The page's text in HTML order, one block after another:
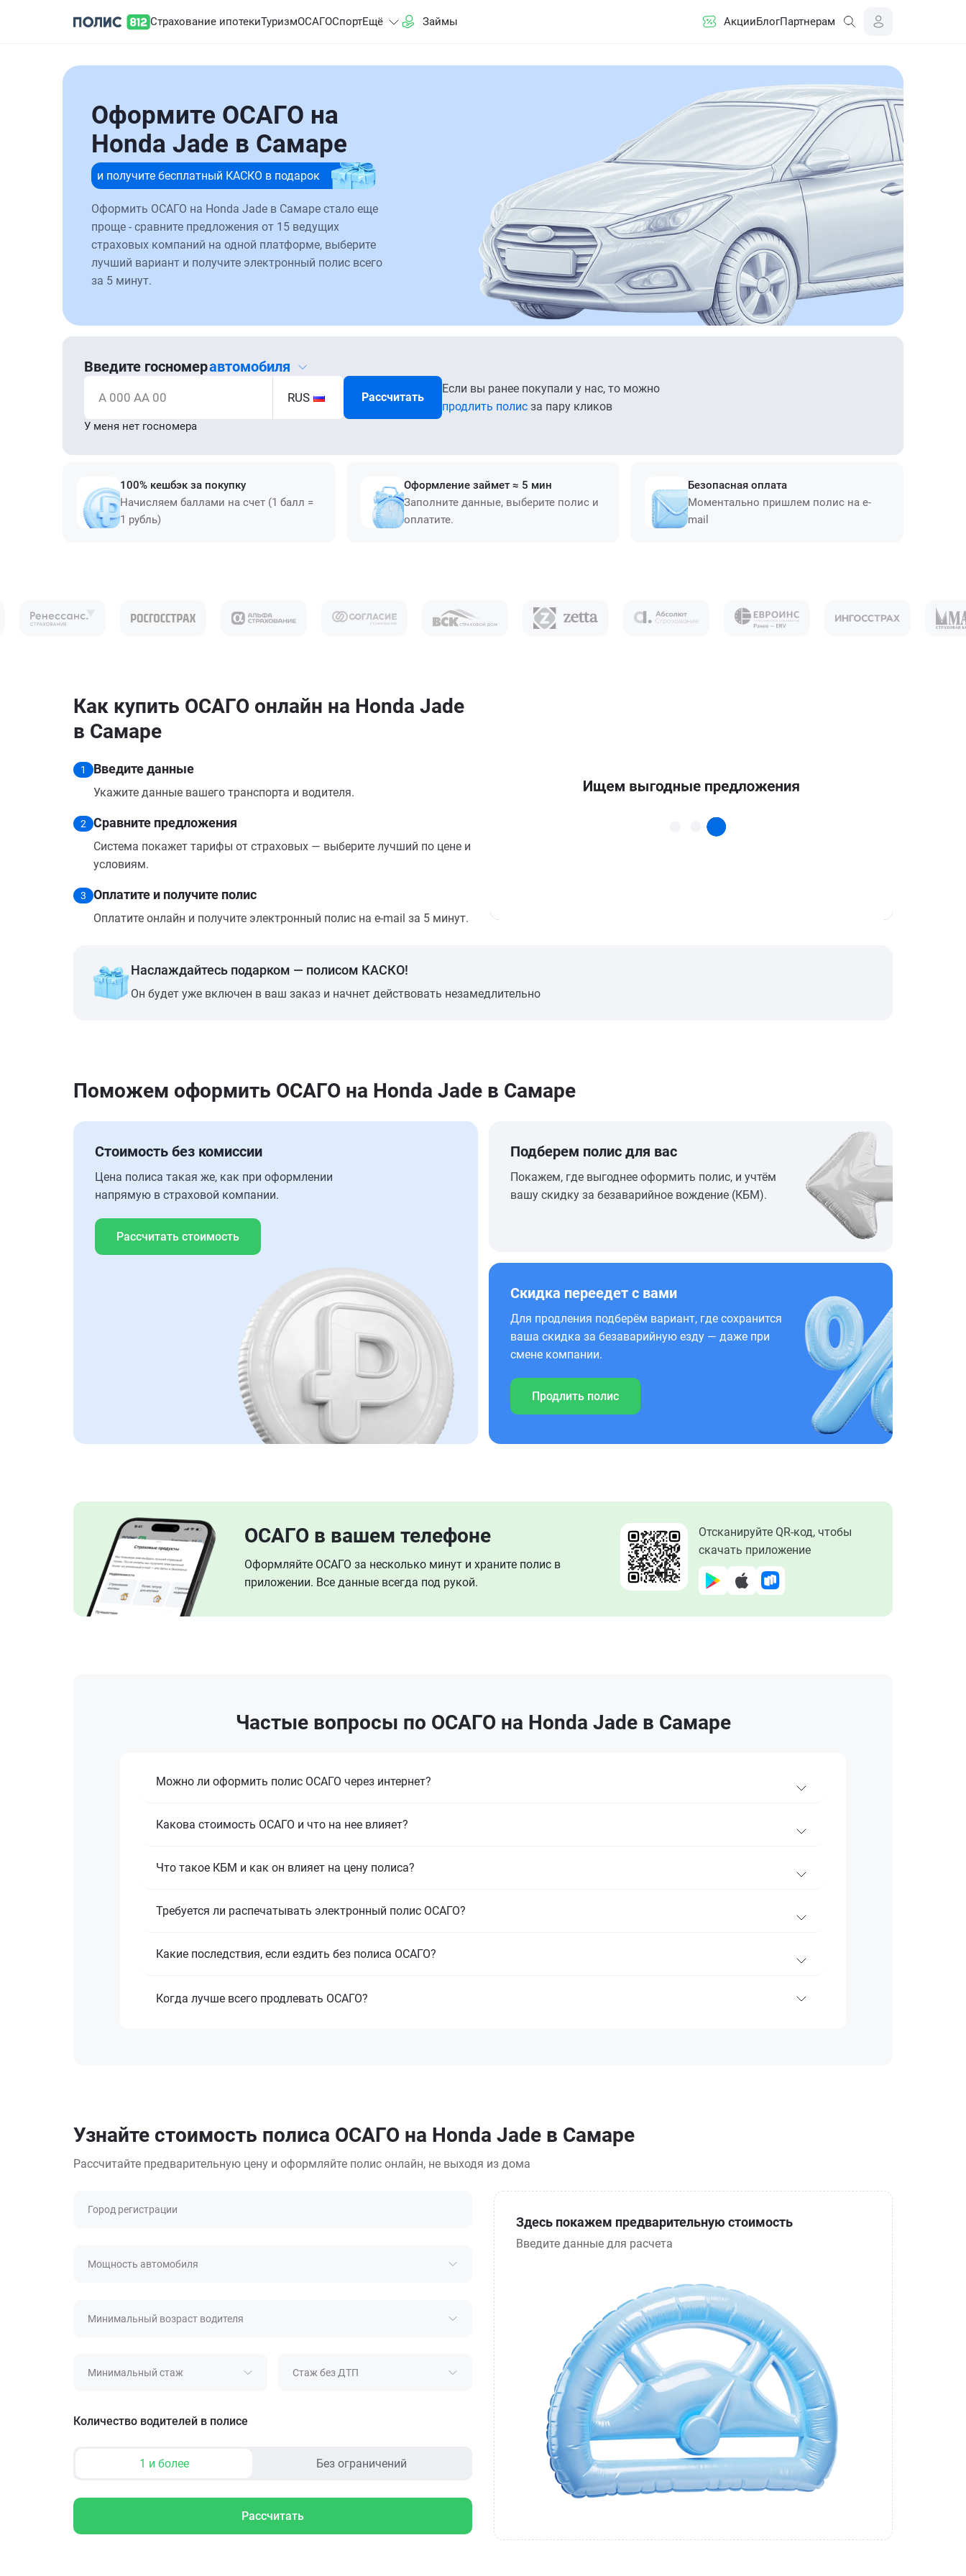
Страхование ипотекиТуризмОСАГОСпортЕщё Займы АкцииБлогПартнерам
Оформите ОСАГО на
Honda Jade в Самаре
и получите бесплатный КАСКО в подарок
Оформить ОСАГО на Honda Jade в Самаре стало еще
проще - сравните предложения от 15 ведущих
страховых компаний на одной платформе, выберите
лучший вариант и получите электронный полис всего
за 5 минут.
Введите госномеравтомобиля
А 000 АА 00 RUS Рассчитать
Если вы ранее покупали у нас, то можно
продлить полис за пару кликов
У меня нет госномера
100% кешбэк за покупку
Начисляем баллами на счет (1 балл =
1 рубль)
Оформление займет ≈ 5 мин
Заполните данные, выберите полис и
оплатите.
Безопасная оплата
Моментально пришлем полис на e-
mail
Как купить ОСАГО онлайн на Honda Jade
в Самаре
1 Введите данные
Укажите данные вашего транспорта и водителя.
2 Сравните предложения
Система покажет тарифы от страховых — выберите лучший по цене и
условиям.
3 Оплатите и получите полис
Оплатите онлайн и получите электронный полис на e-mail за 5 минут.
Наслаждайтесь подарком — полисом КАСКО!
Он будет уже включен в ваш заказ и начнет действовать незамедлительно
Поможем оформить ОСАГО на Honda Jade в Самаре
Стоимость без комиссии
Цена полиса такая же, как при оформлении
напрямую в страховой компании.
Рассчитать стоимость
Подберем полис для вас
Покажем, где выгоднее оформить полис, и учтём
вашу скидку за безаварийное вождение (КБМ).
Скидка переедет с вами
Для продления подберём вариант, где сохранится
ваша скидка за безаварийную езду — даже при
смене компании.
Продлить полис
ОСАГО в вашем телефоне
Оформляйте ОСАГО за несколько минут и храните полис в
приложении. Все данные всегда под рукой.
Отсканируйте QR-код, чтобы
скачать приложение
Частые вопросы по ОСАГО на Honda Jade в Самаре
Можно ли оформить полис ОСАГО через интернет?
Какова стоимость ОСАГО и что на нее влияет?
Что такое КБМ и как он влияет на цену полиса?
Требуется ли распечатывать электронный полис ОСАГО?
Какие последствия, если ездить без полиса ОСАГО?
Когда лучше всего продлевать ОСАГО?
Узнайте стоимость полиса ОСАГО на Honda Jade в Самаре
Рассчитайте предварительную цену и оформляйте полис онлайн, не выходя из дома
Город регистрации
Мощность автомобиля
Минимальный возраст водителя
Минимальный стаж Стаж без ДТП
Количество водителей в полисе
1 и более Без ограничений
Рассчитать
Здесь покажем предварительную стоимость
Введите данные для расчета